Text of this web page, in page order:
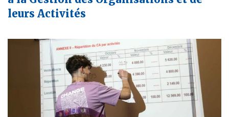
leurs Activités